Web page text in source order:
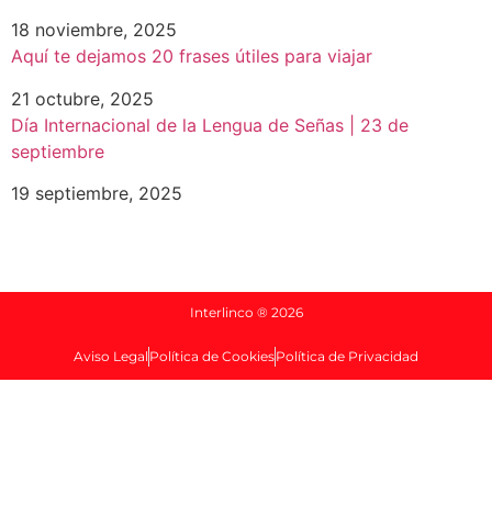
18 noviembre, 2025
Aquí te dejamos 20 frases útiles para viajar
21 octubre, 2025
Día Internacional de la Lengua de Señas | 23 de
septiembre
19 septiembre, 2025
Interlinco ® 2026
Aviso Legal Política de CookiesPolítica de Privacidad